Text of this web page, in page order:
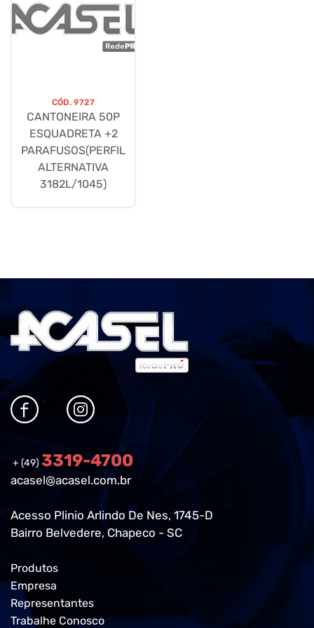
CÓD. 9727
CANTONEIRA 50P
ESQUADRETA +2
PARAFUSOS(PERFIL
ALTERNATIVA
3182L/1045)
+ (49) 3319-4700
acasel@acasel.com.br
Acesso Plinio Arlindo De Nes, 1745-D
Bairro Belvedere, Chapeco - SC
Produtos
Empresa
Representantes
Trabalhe Conosco